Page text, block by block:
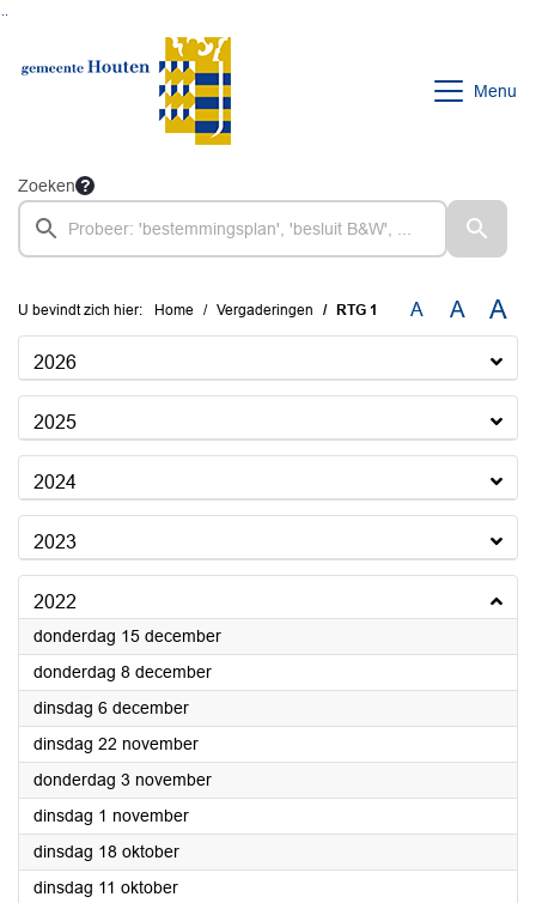
Menu
Zoeken
U bevindt zich hier: Home Vergaderingen RTG 1 A A A
2026
2025
2024
2023
2022
donderdag 15 december2022
donderdag 8 december2022
dinsdag 6 december2022
dinsdag 22 november2022
donderdag 3 november2022
dinsdag 1 november2022
dinsdag 18 oktober2022
dinsdag 11 oktober2022